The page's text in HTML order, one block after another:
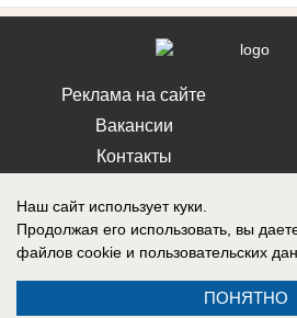
Реклама на сайте
Вакансии
Контакты
Федеральной службой по надзору в
технологий и массовых коммуникаций
Наш сайт использует куки.
Продолжая его использовать, вы
файлов cookie и пользовательских
ПОНЯТНО